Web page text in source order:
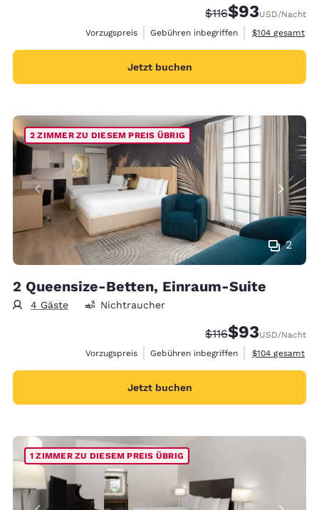
Durchgestrichener
$116Vergünstigter
$93USD/Nacht
Vorzugspreis
Gebühren inbegriffen Geschätzte
$104 gesamt
Jetzt buchen
2
2 ZIMMER ZU DIESEM PREIS ÜBRIG
2 Queensize-Betten, Einraum-Suite
4 Gäste Nichtraucher
Durchgestrichener
$116Vergünstigter
$93USD/Nacht
Vorzugspreis
Gebühren inbegriffen Geschätzte
$104 gesamt
Jetzt buchen
1 ZIMMER ZU DIESEM PREIS ÜBRIG